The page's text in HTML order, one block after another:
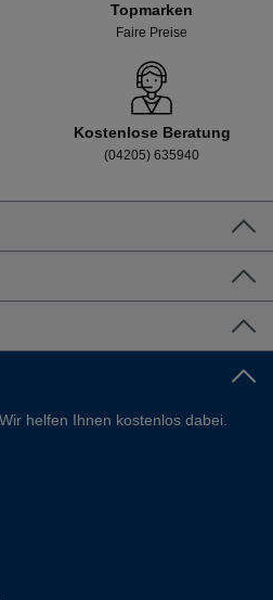
Topmarken
Faire Preise
Kostenlose Beratung
(04205) 635940
helfen Ihnen kostenlos dabei.